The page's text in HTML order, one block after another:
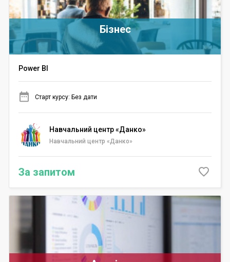
Бізнес
Power BI
Старт курсу: Без дати
Навчальний центр «Данко»
Навчальний центр «Данко»
За запитом